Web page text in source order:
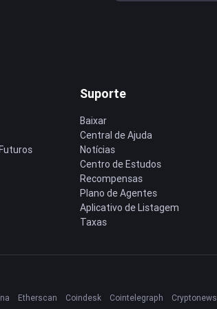
Suporte
Baixar
Central de Ajuda
Notícias
Centro de Estudos
Recompensas
Plano de Agentes
Aplicativo de Listagem
Taxas
Etherscan Coindesk Cointelegraph Cryptonews